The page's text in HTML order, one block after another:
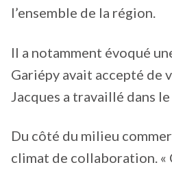
l’ensemble de la région.
Il a notamment évoqué
Gariépy avait accepté
Jacques a travaillé dans
Du côté du milieu
climat de collaboration. «